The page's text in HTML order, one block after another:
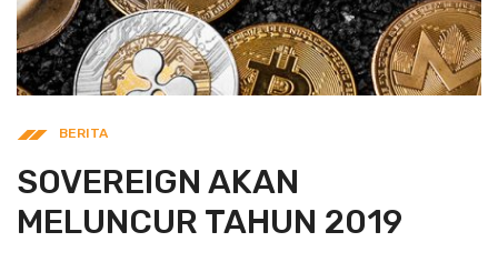
BERITA
SOVEREIGN AKAN
MELUNCUR TAHUN 2019